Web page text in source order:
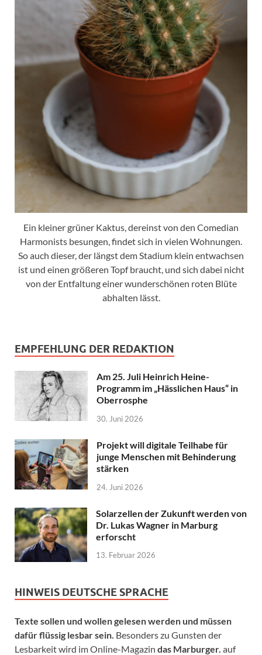
Ein kleiner grüner Kaktus, dereinst von den Comedian
Harmonists besungen, findet sich in vielen Wohnungen.
So auch dieser, der längst dem Stadium klein entwachsen
ist und einen größeren Topf braucht, und sich dabei nicht
von der Entfaltung einer wunderschönen roten Blüte
abhalten lässt.
EMPFEHLUNG DER REDAKTION
Am 25. Juli Heinrich Heine-
Programm im „Hässlichen Haus“ in
Oberrosphe
30. Juni 2026
Projekt will digitale Teilhabe für
junge Menschen mit Behinderung
stärken
24. Juni 2026
Solarzellen der Zukunft werden von
Dr. Lukas Wagner in Marburg
erforscht
13. Februar 2026
HINWEIS DEUTSCHE SPRACHE
Texte sollen und wollen gelesen werden und müssen
dafür flüssig lesbar sein. Besonders zu Gunsten der
Lesbarkeit wird im Online-Magazin das Marburger. auf